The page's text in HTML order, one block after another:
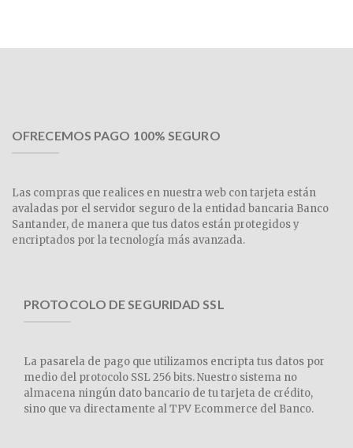
OFRECEMOS PAGO 100% SEGURO
Las compras que realices en nuestra web con tarjeta están
avaladas por el servidor seguro de la entidad bancaria Banco
Santander, de manera que tus datos están protegidos y
encriptados por la tecnología más avanzada.
PROTOCOLO DE SEGURIDAD SSL
La pasarela de pago que utilizamos encripta tus datos por
medio del protocolo SSL 256 bits. Nuestro sistema no
almacena ningún dato bancario de tu tarjeta de crédito,
sino que va directamente al TPV Ecommerce del Banco.